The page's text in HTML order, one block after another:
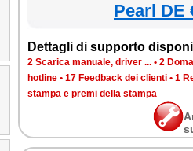
Pearl DE
Dettagli di supporto
2 Scarica manuale, driver ... • 2
hotline • 17 Feedback dei clienti • 1
stampa e premi della stampa